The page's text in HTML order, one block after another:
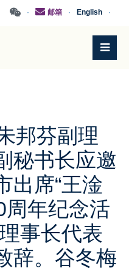
·
English
·
邮箱
·
邦芬副理
秘书长应邀
出席“王淦
周年纪念活
事长代表
辞。谷冬梅